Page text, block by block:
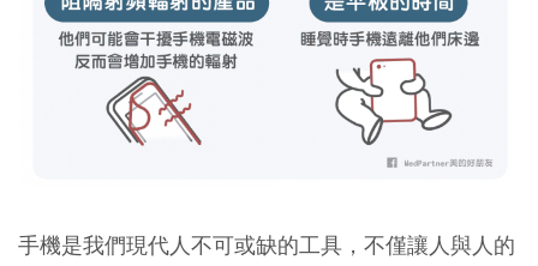
手機是我們現代人不可或缺的工具，不僅讓人與人的